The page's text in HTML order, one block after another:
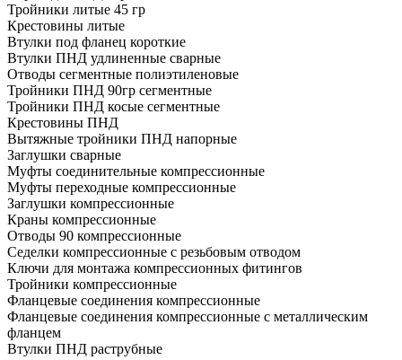
Тройники литые 45 гр
Крестовины литые
Втулки под фланец короткие
Втулки ПНД удлиненные сварные
Отводы сегментные полиэтиленовые
Тройники ПНД 90гр сегментные
Тройники ПНД косые сегментные
Крестовины ПНД
Вытяжные тройники ПНД напорные
Заглушки сварные
Муфты соединительные компрессионные
Муфты переходные компрессионные
Заглушки компрессионные
Краны компрессионные
Отводы 90 компрессионные
Седелки компрессионные с резьбовым отводом
Ключи для монтажа компрессионных фитингов
Тройники компрессионные
Фланцевые соединения компрессионные
Фланцевые соединения компрессионные с металлическим
фланцем
Втулки ПНД раструбные